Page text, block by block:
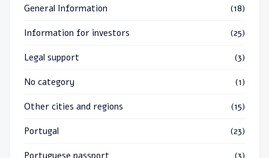
General Information (18)
Information for investors (25)
Legal support (3)
No category (1)
Other cities and regions (15)
Portugal (23)